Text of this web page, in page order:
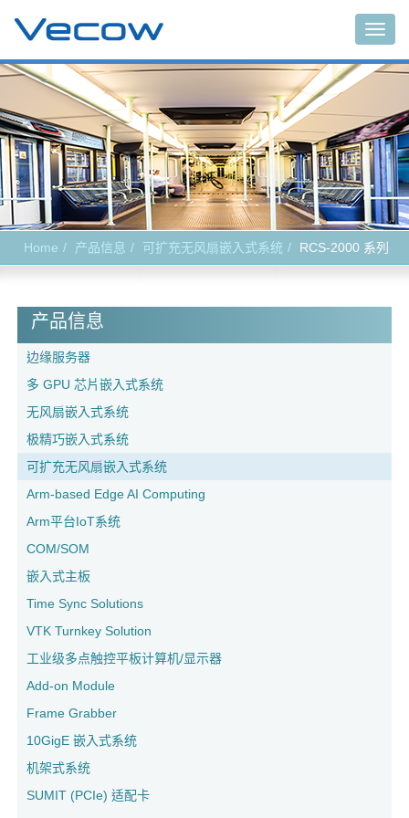
Home 产品信息 可扩充无风扇嵌入式系统 RCS-2000 系列
产品信息
边缘服务器
多 GPU 芯片嵌入式系统
无风扇嵌入式系统
极精巧嵌入式系统
可扩充无风扇嵌入式系统
Arm-based Edge AI Computing
Arm平台IoT系统
COM/SOM
嵌入式主板
Time Sync Solutions
VTK Turnkey Solution
工业级多点触控平板计算机/显示器
Add-on Module
Frame Grabber
10GigE 嵌入式系统
机架式系统
SUMIT (PCIe) 适配卡